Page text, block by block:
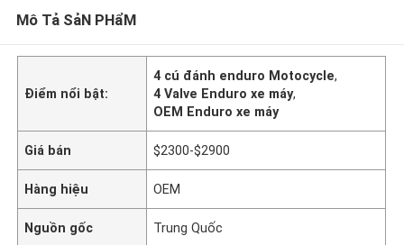
Mô Tả SảN PHẩM
Điểm nổi bật:
4 cú đánh enduro Motocycle,
4 Valve Enduro xe máy,
OEM Enduro xe máy
Giá bán $2300-$2900
Hàng hiệu OEM
Nguồn gốc Trung Quốc